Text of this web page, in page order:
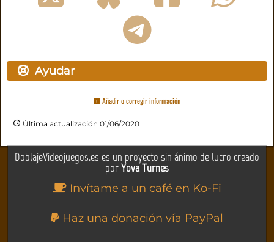
Ayudar
Añadir o corregir información
Última actualización 01/06/2020
DoblajeVideojuegos.es es un proyecto sin ánimo de lucro creado
porYova Turnes
Invítame a un café en Ko-Fi
Haz una donación vía PayPal